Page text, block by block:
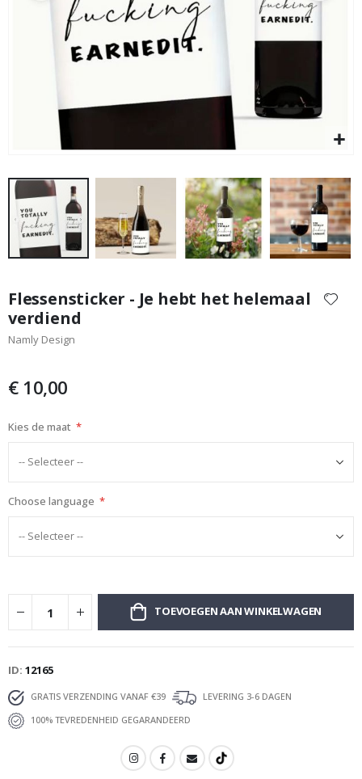
Special
17,00 €
naar
het
begin
van
gallerij
Flessensticker - Je hebt het helemaal
verdiend
Namly Design
€ 10,00
Kies de maat
Choose language
TOEVOEGEN AAN WINKELWAGEN
ID 12165
GRATIS VERZENDING VANAF €39
LEVERING 3-6 DAGEN
100% TEVREDENHEID GEGARANDEERD